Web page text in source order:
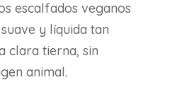
escalfados veganos
y líquida tan
clara tierna, sin
animal.